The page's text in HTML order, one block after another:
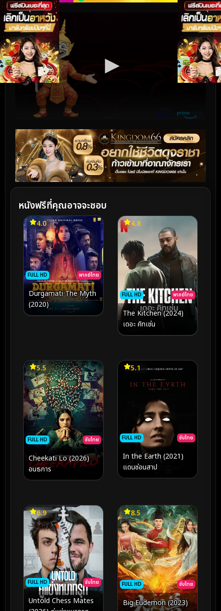
หนังฟรีที่คุณอาจจะชอบ
FULL HD พากย์ไทย
4.0
Durgamati The Myth
(2020)
FULL HD พากย์ไทย
4.8
The Kitchen (2024)
เดอะ คิทเช่น
FULL HD ซับไทย
5.5
Cheekati Lo (2026)
อนธการ
FULL HD ซับไทย
5.1
In the Earth (2021)
แดนซ่อนสาป
FULL HD ซับไทย
6.9
Untold Chess Mates
FULL HD ซับไทย
8.5
Big Eudemon (2023)